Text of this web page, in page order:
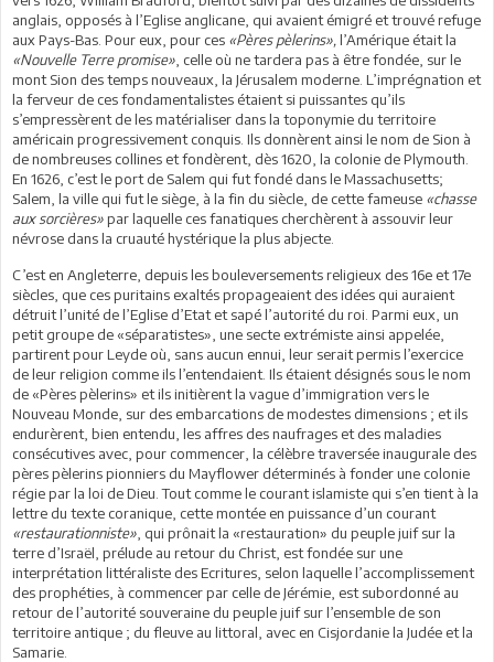
anglais, opposés à l’Eglise anglicane, qui avaient émigré et trouvé refuge
aux Pays-Bas. Pour eux, pour ces «Pères pèlerins», l’Amérique était la
«Nouvelle Terre promise» , celle où ne tardera pas à être fondée, sur le
mont Sion des temps nouveaux, la Jérusalem moderne. L’imprégnation et
la ferveur de ces fondamentalistes étaient si puissantes qu’ils
s’empressèrent de les matérialiser dans la toponymie du territoire
américain progressivement conquis. Ils donnèrent ainsi le nom de Sion à
de nombreuses collines et fondèrent, dès 1620, la colonie de Plymouth.
En 1626, c’est le port de Salem qui fut fondé dans le Massachusetts;
Salem, la ville qui fut le siège, à la fin du siècle, de cette fameuse «chasse
aux sorcières»par laquelle ces fanatiques cherchèrent à assouvir leur
névrose dans la cruauté hystérique la plus abjecte.
C’est en Angleterre, depuis les bouleversements religieux des 16e et 17e
siècles, que ces puritains exaltés propageaient des idées qui auraient
détruit l’unité de l’Eglise d’Etat et sapé l’autorité du roi. Parmi eux, un
petit groupe de «séparatistes», une secte extrémiste ainsi appelée,
partirent pour Leyde où, sans aucun ennui, leur serait permis l’exercice
de leur religion comme ils l’entendaient. Ils étaient désignés sous le nom
de «Pères pèlerins» et ils initièrent la vague d’immigration vers le
Nouveau Monde, sur des embarcations de modestes dimensions ; et ils
endurèrent, bien entendu, les affres des naufrages et des maladies
consécutives avec, pour commencer, la célèbre traversée inaugurale des
pères pèlerins pionniers du Mayflower déterminés à fonder une colonie
régie par la loi de Dieu. Tout comme le courant islamiste qui s’en tient à la
lettre du texte coranique, cette montée en puissance d’un courant
«restaurationniste» , qui prônait la «restauration» du peuple juif sur la
terre d’Israël, prélude au retour du Christ, est fondée sur une
interprétation littéraliste des Ecritures, selon laquelle l’accomplissement
des prophéties, à commencer par celle de Jérémie, est subordonné au
retour de l’autorité souveraine du peuple juif sur l’ensemble de son
territoire antique ; du fleuve au littoral, avec en Cisjordanie la Judée et la
Samarie.